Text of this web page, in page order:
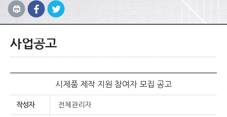
사업공고
시제품 제작 지원 참여자 모집 공고
작성자 전체관리자